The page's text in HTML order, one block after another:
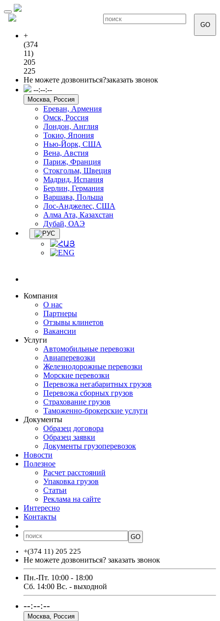
Toggle
navigation
GO
+
(374
11)
205
225
Не можете дозвониться?заказать звонок
--:--:--
Москва, Россия
Ереван, Армения
Омск, Россия
Лондон, Англия
Токио, Япония
Нью-Йорк, США
Вена, Австия
Париж, Франция
Стокгольм, Швеция
Мадрид, Испания
Берлин, Германия
Варшава, Польша
Лос-Анджелес, США
Алма Ата, Казахстан
Дубай, ОАЭ
Компания
О нас
Партнеры
Отзывы клинетов
Вакансии
Услуги
Автомобильные перевозки
Авиаперевозки
Железнодорожные перевозки
Морские перевозки
Перевозка негабаритных грузов
Перевозка сборных грузов
Страхование грузов
Таможенно-брокерские услуги
Документы
Образец договора
Образец заявки
Документы грузоперевозок
Новости
Полезное
Расчет расстояний
Упаковка грузов
Статьи
Реклама на сайте
Интересно
Контакты
GO
+(374 11) 205 225
Не можете дозвониться? заказать звонок
Пн.-Пт. 10:00 - 18:00
Сб. 14:00 Вс. - выходной
--:--:--
Москва, Россия